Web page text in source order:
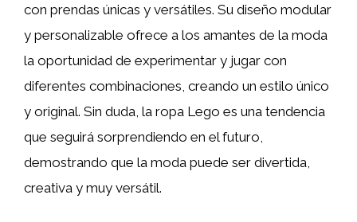
con prendas únicas y versátiles. Su diseño modular
y personalizable ofrece a los amantes de la moda
la oportunidad de experimentar y jugar con
diferentes combinaciones, creando un estilo único
y original. Sin duda, la ropa Lego es una tendencia
que seguirá sorprendiendo en el futuro,
demostrando que la moda puede ser divertida,
creativa y muy versátil.